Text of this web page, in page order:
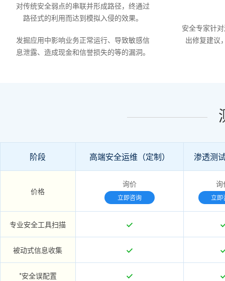
对传统安全弱点的串联并形成路径，终通过
路径式的利用而达到模拟入侵的效果。
发掘应用中影响业务正常运行、导致敏感信
息泄露、造成现金和信誉损失的等的漏洞。
安全专家针
出修复建议
阶段 高端安全运维（定制） 渗透测
价格
询价
立即咨询
询
立即
专业安全工具扫描
被动式信息收集
*安全误配置